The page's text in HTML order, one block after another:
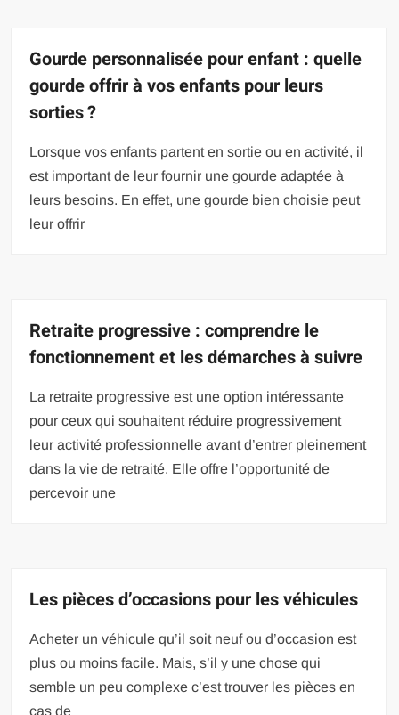
Gourde personnalisée pour enfant : quelle
gourde offrir à vos enfants pour leurs
sorties ?
Lorsque vos enfants partent en sortie ou en activité, il
est important de leur fournir une gourde adaptée à
leurs besoins. En effet, une gourde bien choisie peut
leur offrir
Retraite progressive : comprendre le
fonctionnement et les démarches à suivre
La retraite progressive est une option intéressante
pour ceux qui souhaitent réduire progressivement
leur activité professionnelle avant d’entrer pleinement
dans la vie de retraité. Elle offre l’opportunité de
percevoir une
Les pièces d’occasions pour les véhicules
Acheter un véhicule qu’il soit neuf ou d’occasion est
plus ou moins facile. Mais, s’il y une chose qui
semble un peu complexe c’est trouver les pièces en
cas de